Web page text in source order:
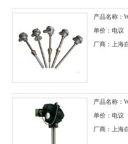
产品名称：
单价：电议
厂商：上海
产品名称：
单价：电议
厂商：上海